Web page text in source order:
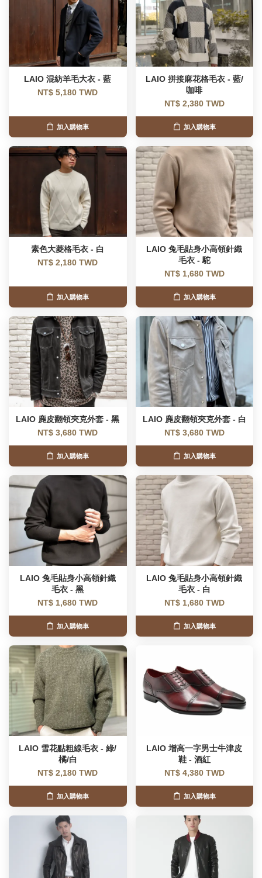
LAIO 混紡羊毛大衣 - 藍
NT$ 5,180 TWD
加入購物車
LAIO 拼接麻花格毛衣 - 藍/
咖啡
NT$ 2,380 TWD
加入購物車
素色大菱格毛衣 - 白
NT$ 2,180 TWD
加入購物車
LAIO 兔毛貼身小高領針織
毛衣 - 駝
NT$ 1,680 TWD
加入購物車
LAIO 麂皮翻領夾克外套 - 黑
NT$ 3,680 TWD
加入購物車
LAIO 麂皮翻領夾克外套 - 白
NT$ 3,680 TWD
加入購物車
LAIO 兔毛貼身小高領針織
毛衣 - 黑
NT$ 1,680 TWD
加入購物車
LAIO 兔毛貼身小高領針織
毛衣 - 白
NT$ 1,680 TWD
加入購物車
LAIO 雪花點粗線毛衣 - 綠/
橘/白
NT$ 2,180 TWD
加入購物車
LAIO 增高一字男士牛津皮
鞋 - 酒紅
NT$ 4,380 TWD
加入購物車